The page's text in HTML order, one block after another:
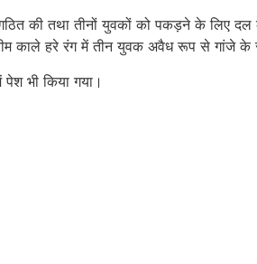
की तथा तीनों युवकों को पकड़ने के लिए
काले हरे रंग में तीन युवक अवैध रूप से गांजे
भी किया गया।